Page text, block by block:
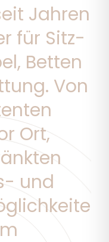
Jahren
für Sitz-
Betten
Von
Ort,
und